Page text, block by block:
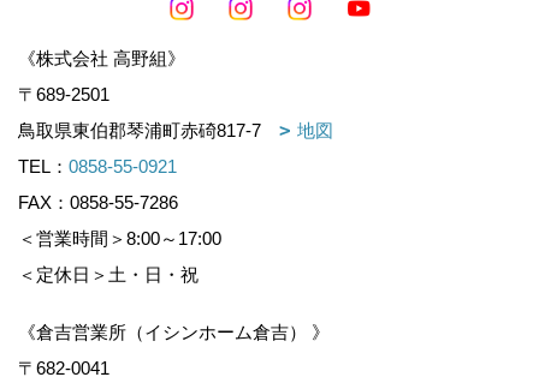
《株式会社 高野組》
〒689-2501
鳥取県東伯郡琴浦町赤碕817-7
地図
TEL： 0858-55-0921
FAX：0858-55-7286
＜営業時間＞8:00～17:00
＜定休日＞土・日・祝
《倉吉営業所（イシンホーム倉吉） 》
〒682-0041